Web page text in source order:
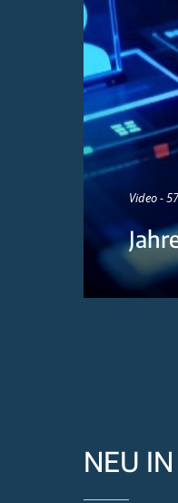
Video -
NEU